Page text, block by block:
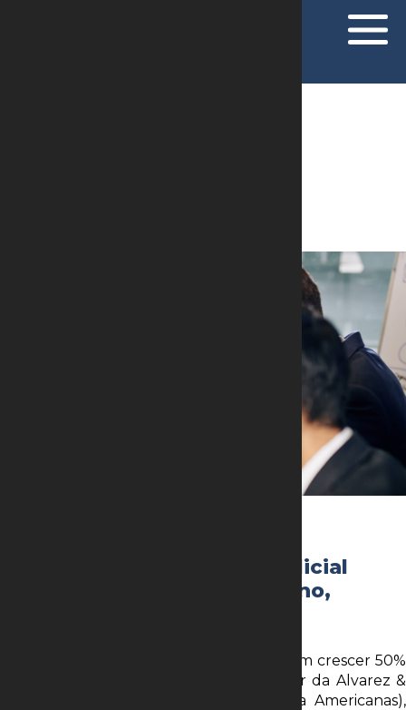
Pedidos de recuperação judicial
devem crescer 50% neste ano,
devem crescer 50%
neste ano, de acordo com o sócio-diretor da Alvarez &
Marsal (empresa que coordena a RJ da Americanas),